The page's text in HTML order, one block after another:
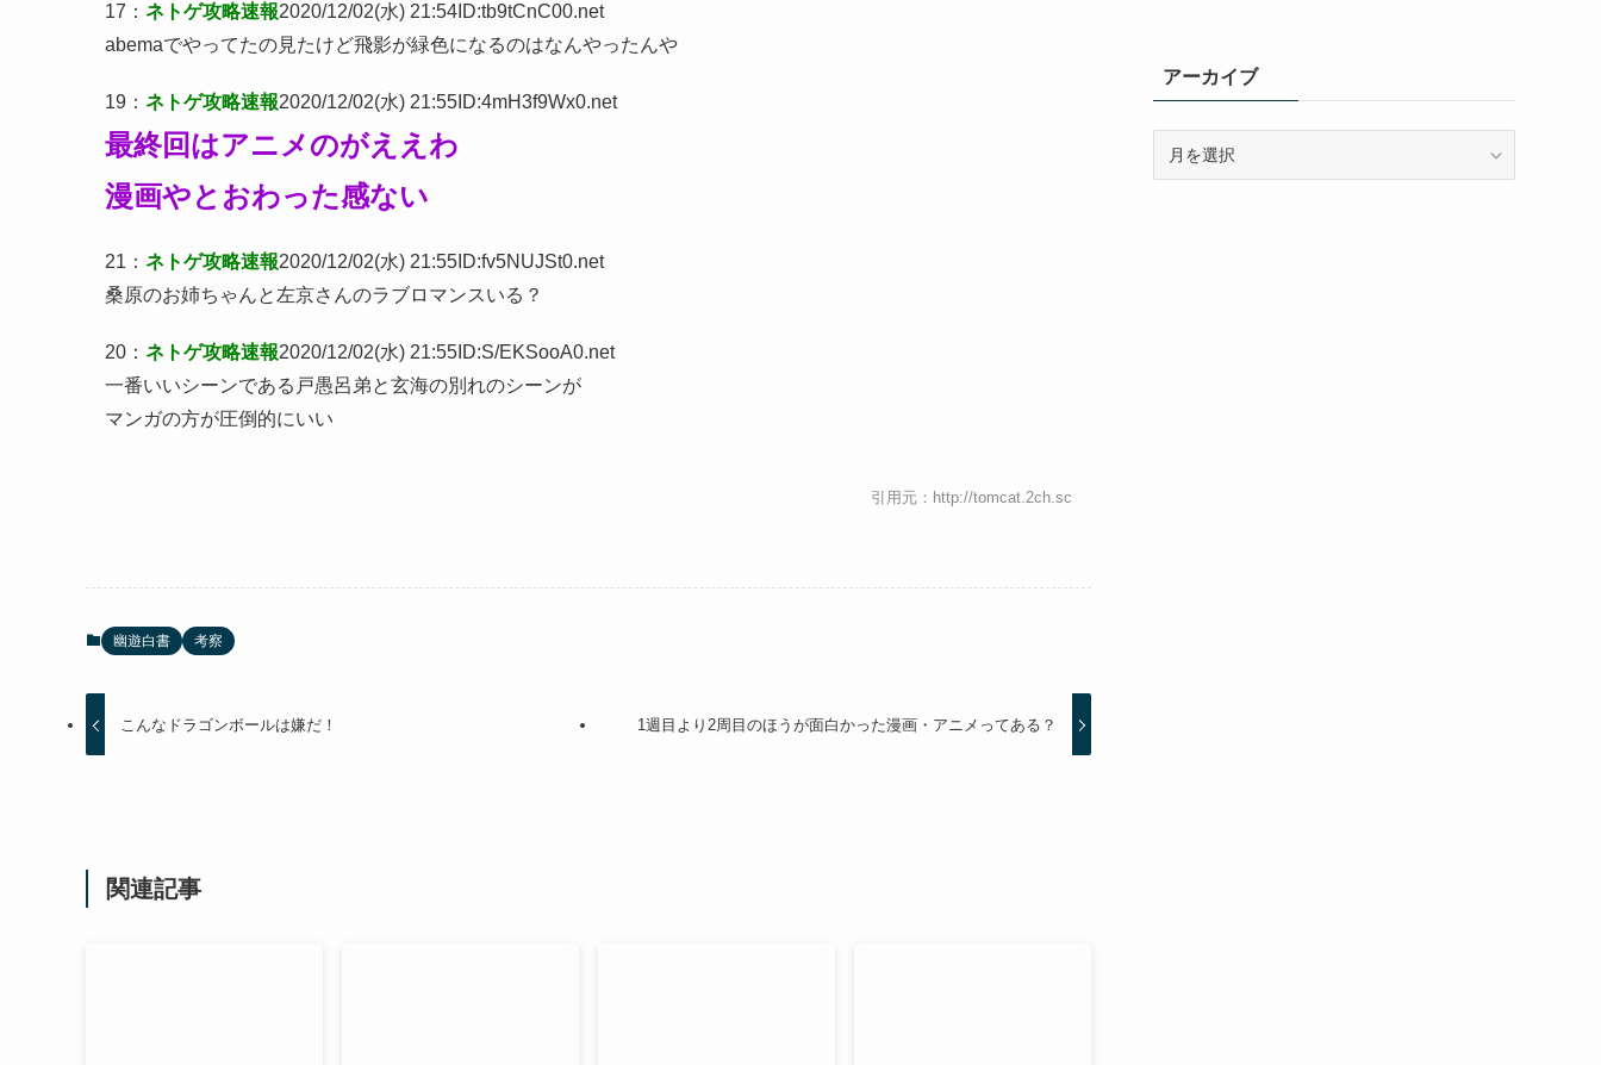
17 ： ネトゲ攻略速報2020/12/02(水) 21:54 ID:tb9tCnC00.net
abemaでやってたの見たけど飛影が緑色になるのはなんやったんや
19 ： ネトゲ攻略速報2020/12/02(水) 21:55 ID:4mH3f9Wx0.net
最終回はアニメのがええわ
漫画やとおわった感ない
21 ： ネトゲ攻略速報2020/12/02(水) 21:55 ID:fv5NUJSt0.net
桑原のお姉ちゃんと左京さんのラブロマンスいる？
20 ： ネトゲ攻略速報2020/12/02(水) 21:55 ID:S/EKSooA0.net
一番いいシーンである戸愚呂弟と玄海の別れのシーンが
マンガの方が圧倒的にいい
引用元：http://tomcat.2ch.sc
幽遊白書 考察
こんなドラゴンボールは嫌だ！ 1週目より2周目のほうが面白かった漫画・アニメってある？
関連記事
アーカイブ